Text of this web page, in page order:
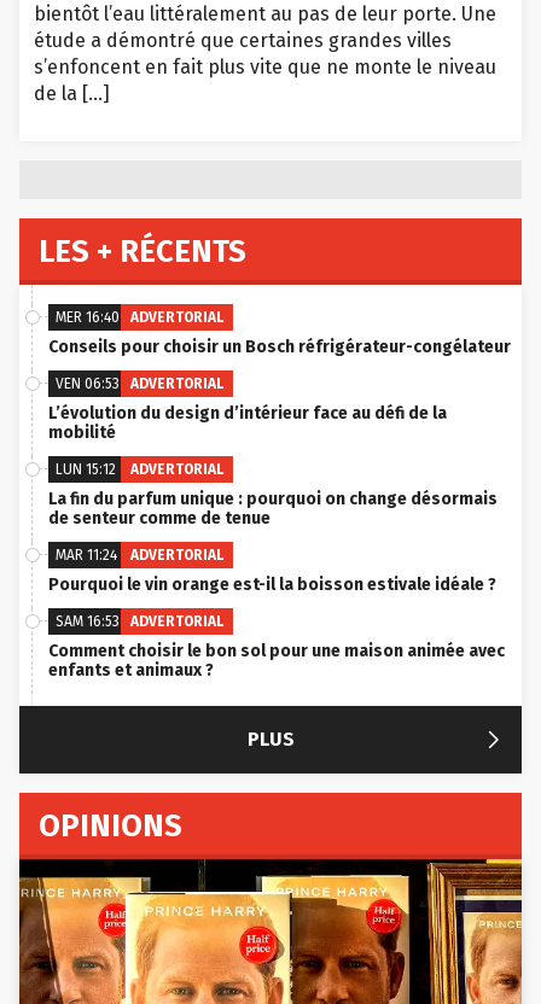
bientôt l’eau littéralement au pas de leur porte. Une
étude a démontré que certaines grandes villes
s’enfoncent en fait plus vite que ne monte le niveau
de la […]
LES + RÉCENTS
MER 16:40 ADVERTORIAL
Conseils pour choisir un Bosch réfrigérateur-congélateur
VEN 06:53 ADVERTORIAL
L’évolution du design d’intérieur face au défi de la
mobilité
LUN 15:12 ADVERTORIAL
La fin du parfum unique : pourquoi on change désormais
de senteur comme de tenue
MAR 11:24 ADVERTORIAL
Pourquoi le vin orange est-il la boisson estivale idéale ?
SAM 16:53 ADVERTORIAL
Comment choisir le bon sol pour une maison animée avec
enfants et animaux ?
PLUS 
OPINIONS